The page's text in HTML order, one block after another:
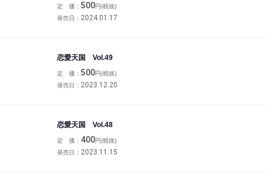
定 価： 500円(税抜)
発売日： 2024.01.17
恋愛天国 Vol.49
定 価： 500円(税抜)
発売日： 2023.12.20
恋愛天国 Vol.48
定 価： 400円(税抜)
発売日： 2023.11.15